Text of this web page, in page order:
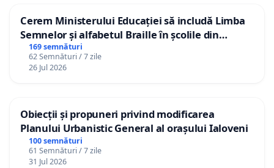
Cerem Ministerului Educației să includă Limba
Semnelor și alfabetul Braille în școlile din
Republica Moldova!
169 semnături
62 Semnături / 7 zile
26 Jul 2026
Obiecții și propuneri privind modificarea
Planului Urbanistic General al orașului Ialoveni
100 semnături
61 Semnături / 7 zile
31 Jul 2026